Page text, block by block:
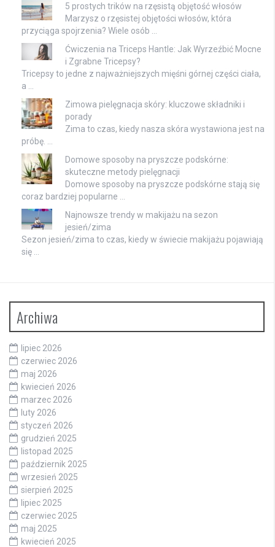
5 prostych trików na rzęsistą objętość włosów
Marzysz o rzęsistej objętości włosów, która
przyciąga spojrzenia? Wiele osób …
Ćwiczenia na Triceps Hantle: Jak Wyrzeźbić Mocne
i Zgrabne Tricepsy?
Tricepsy to jedne z najważniejszych mięśni górnej części ciała,
a …
Zimowa pielęgnacja skóry: kluczowe składniki i
porady
Zima to czas, kiedy nasza skóra wystawiona jest na
próbę. …
Domowe sposoby na pryszcze podskórne:
skuteczne metody pielęgnacji
Domowe sposoby na pryszcze podskórne stają się
coraz bardziej popularne …
Najnowsze trendy w makijażu na sezon
jesień/zima
Sezon jesień/zima to czas, kiedy w świecie makijażu pojawiają
się …
Archiwa
lipiec 2026
czerwiec 2026
maj 2026
kwiecień 2026
marzec 2026
luty 2026
styczeń 2026
grudzień 2025
listopad 2025
październik 2025
wrzesień 2025
sierpień 2025
lipiec 2025
czerwiec 2025
maj 2025
kwiecień 2025